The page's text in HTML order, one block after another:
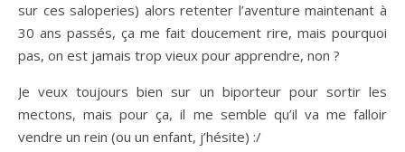
sur ces saloperies) alors retenter l’aventure maintenant à
30 ans passés, ça me fait doucement rire, mais pourquoi
pas, on est jamais trop vieux pour apprendre, non ?
Je veux toujours bien sur un biporteur pour sortir les
mectons, mais pour ça, il me semble qu’il va me falloir
vendre un rein (ou un enfant, j’hésite) :/